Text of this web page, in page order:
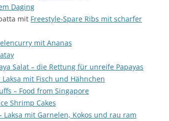
Daging
mit Freestyle-Spare Ribs mit scharfer
mit Ananas
Salat – die Rettung für unreife Papayas
mit Fisch und Hähnchen
– Food from Singapore
Shrimp Cakes
Laksa mit Garnelen, Kokos und rau ram